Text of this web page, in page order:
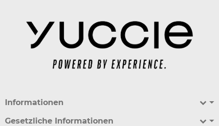
Informationen
Gesetzliche Informationen